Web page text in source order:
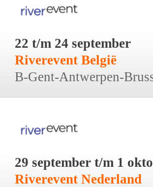
22 t/m 24 september
Riverevent België
B-Gent-Antwerpen-
29 september t/m 1
Riverevent Nederland